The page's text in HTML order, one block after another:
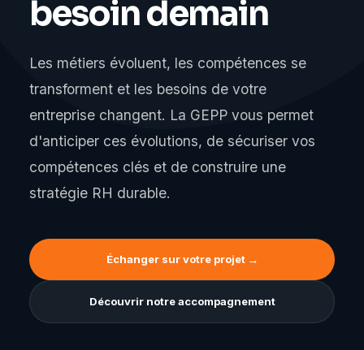
besoin demain
Les métiers évoluent, les compétences se
transforment et les besoins de votre
entreprise changent. La GEPP vous permet
d'anticiper ces évolutions, de sécuriser vos
compétences clés et de construire une
stratégie RH durable.
Échanger sur votre projet →
Découvrir notre accompagnement